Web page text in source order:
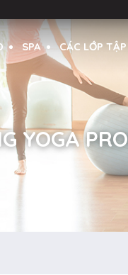
SPA CÁC LỚP TẬP
YOGA